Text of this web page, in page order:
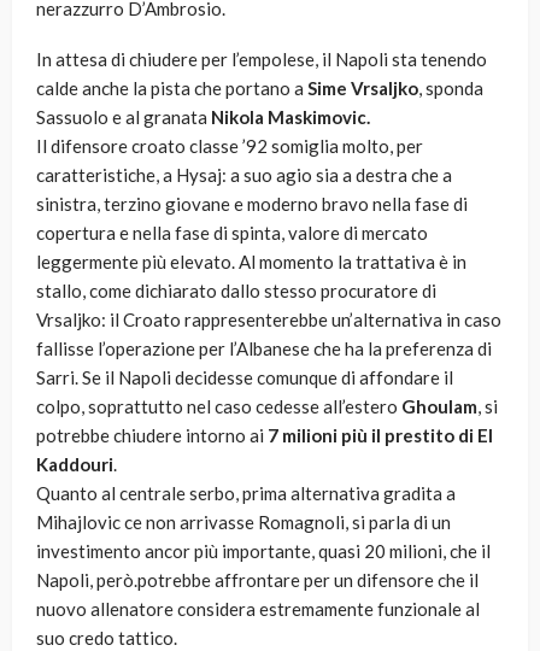
nerazzurro D’Ambrosio.
In attesa di chiudere per l’empolese, il Napoli sta tenendo
calde anche la pista che portano a Sime Vrsaljko, sponda
Sassuolo e al granata Nikola Maskimovic.
Il difensore croato classe ’92 somiglia molto, per
caratteristiche, a Hysaj: a suo agio sia a destra che a
sinistra, terzino giovane e moderno bravo nella fase di
copertura e nella fase di spinta, valore di mercato
leggermente più elevato. Al momento la trattativa è in
stallo, come dichiarato dallo stesso procuratore di
Vrsaljko: il Croato rappresenterebbe un’alternativa in caso
fallisse l’operazione per l’Albanese che ha la preferenza di
Sarri. Se il Napoli decidesse comunque di affondare il
colpo, soprattutto nel caso cedesse all’estero Ghoulam, si
potrebbe chiudere intorno ai 7 milioni più il prestito di El
Kaddouri.
Quanto al centrale serbo, prima alternativa gradita a
Mihajlovic ce non arrivasse Romagnoli, si parla di un
investimento ancor più importante, quasi 20 milioni, che il
Napoli, però.potrebbe affrontare per un difensore che il
nuovo allenatore considera estremamente funzionale al
suo credo tattico.